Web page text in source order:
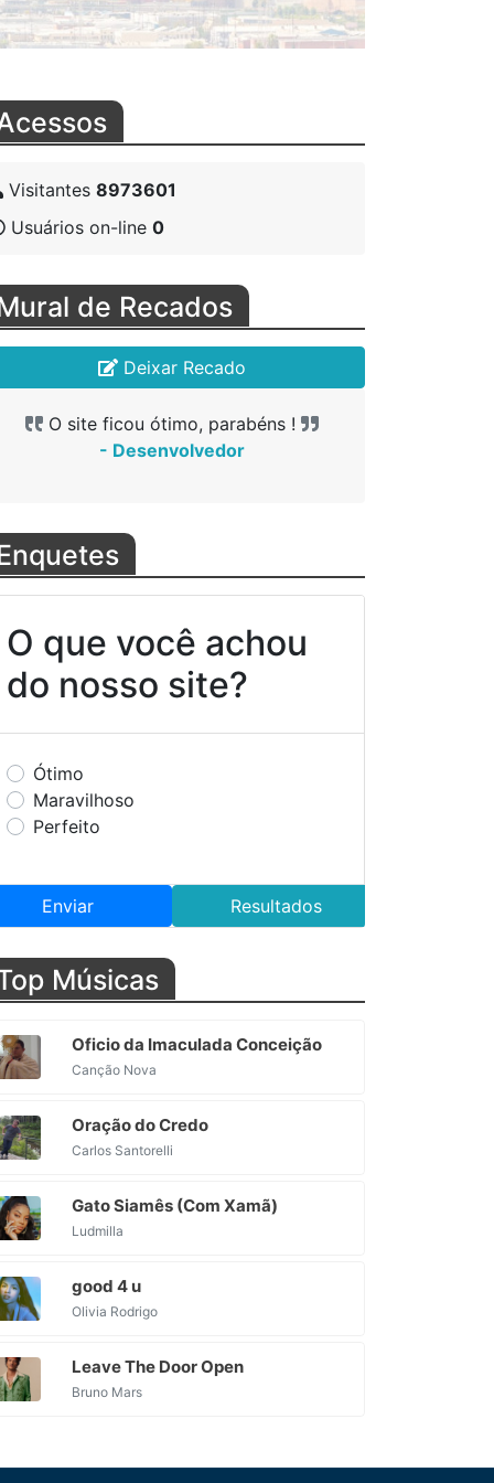
Nunes
Jean Pyerre
no ...
Campeonato Bra...
26/08/2021
Visitantes 8973601
Usuários on-line 0
de Recados
Deixar Recado
O site ficou ótimo, parabéns !
- Desenvolvedor
O que você achou
do nosso site?
Ótimo
Maravilhoso
Perfeito
Enviar Resultados
Músicas
Oficio da Imaculada Conceição
Canção Nova
Oração do Credo
Carlos Santorelli
Gato Siamês (Com Xamã)
Ludmilla
good 4 u
Olivia Rodrigo
Leave The Door Open
Bruno Mars